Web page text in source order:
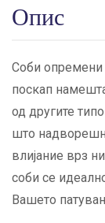
Опис
Соби опремени
поскап
од другите
што
влијание врз
соби се
Вашето